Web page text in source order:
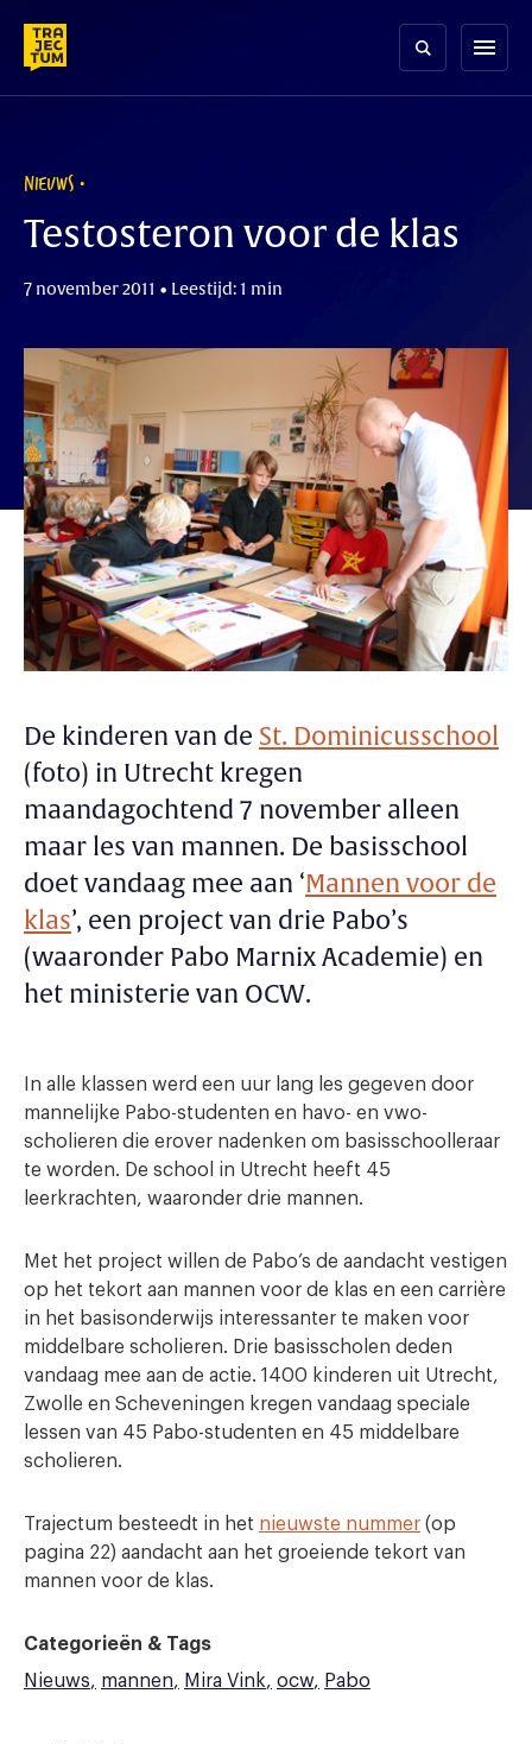
content
menu
NIEUWS
Testosteron voor de klas
7 november 2011 • Leestijd: 1 min
De kinderen van de St. Dominicusschool
(foto) in Utrecht kregen
maandagochtend 7 november alleen
maar les van mannen. De basisschool
doet vandaag mee aan ‘Mannen voor de
klas’, een project van drie Pabo’s
(waaronder Pabo Marnix Academie) en
het ministerie van OCW.
In alle klassen werd een uur lang les gegeven door
mannelijke Pabo-studenten en havo- en vwo-
scholieren die erover nadenken om basisschoolleraar
te worden. De school in Utrecht heeft 45
leerkrachten, waaronder drie mannen.
Met het project willen de Pabo’s de aandacht vestigen
op het tekort aan mannen voor de klas en een carrière
in het basisonderwijs interessanter te maken voor
middelbare scholieren. Drie basisscholen deden
vandaag mee aan de actie. 1400 kinderen uit Utrecht,
Zwolle en Scheveningen kregen vandaag speciale
lessen van 45 Pabo-studenten en 45 middelbare
scholieren.
Trajectum besteedt in het nieuwste nummer (op
pagina 22) aandacht aan het groeiende tekort van
mannen voor de klas.
Categorieën & Tags
Nieuws
mannen Mira Vink ocw Pabo